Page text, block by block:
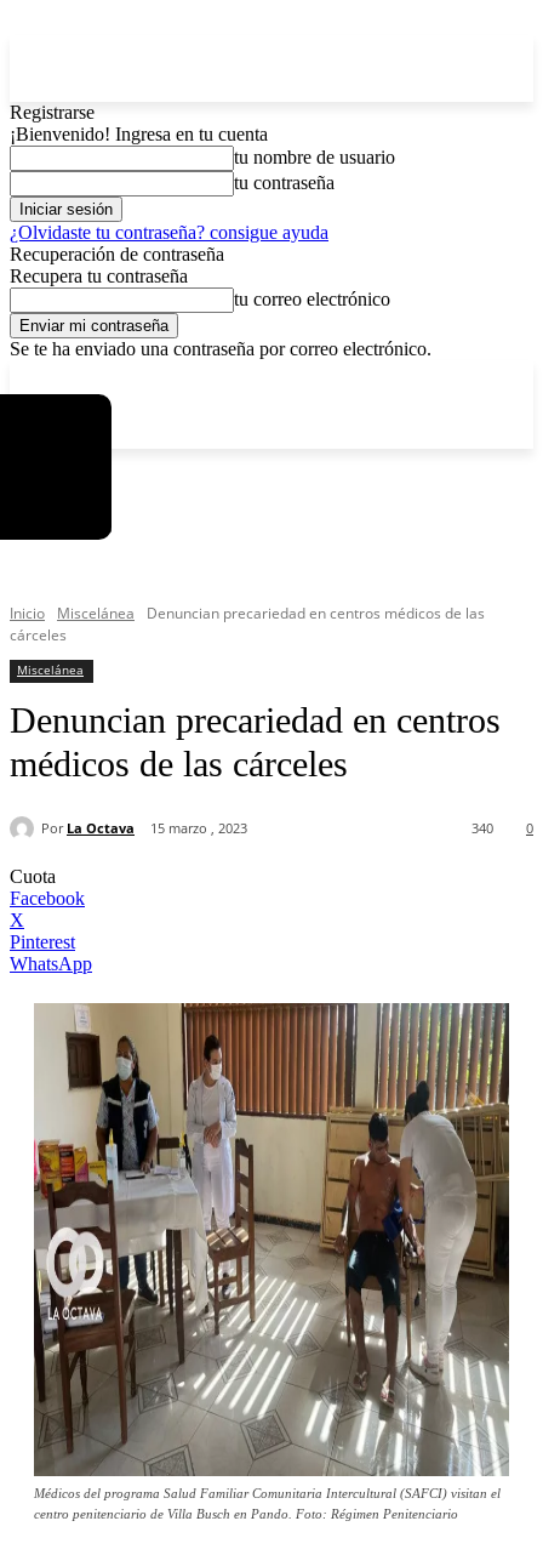
Registrarse
¡Bienvenido! Ingresa en tu cuenta
tu nombre de usuario
tu contraseña
¿Olvidaste tu contraseña? consigue ayuda
Recuperación de contraseña
Recupera tu contraseña
tu correo electrónico
Se te ha enviado una contraseña por correo electrónico.
Inicio Miscelánea
Denuncian precariedad en centros médicos de las
cárceles
Miscelánea
Denuncian precariedad en centros
médicos de las cárceles
Por La Octava 15 marzo , 2023 0
340
Cuota
Facebook
X
Pinterest
WhatsApp
Médicos del programa Salud Familiar Comunitaria Intercultural (SAFCI) visitan el
centro penitenciario de Villa Busch en Pando. Foto: Régimen Penitenciario